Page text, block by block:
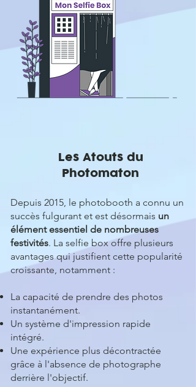
Les Atouts du
Photomaton
Depuis 2015, le photobooth a connu un
succès fulgurant et est désormais un
élément essentiel de nombreuses
festivités. La selfie box offre plusieurs
avantages qui justifient cette popularité
croissante, notamment :
La capacité de prendre des photos
instantanément.
Un système d'impression rapide
intégré.
Une expérience plus décontractée
grâce à l'absence de photographe
derrière l'objectif.